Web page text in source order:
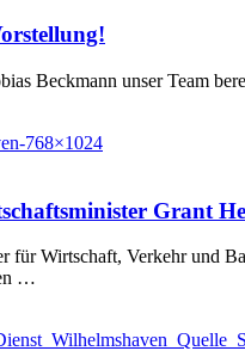
Beckmann unser Team
Grant
für Wirtschaft, Verkehr und
…